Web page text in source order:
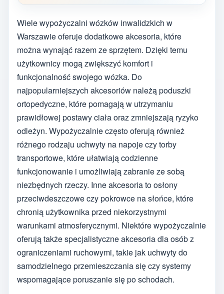
Wiele wypożyczalni wózków inwalidzkich w
Warszawie oferuje dodatkowe akcesoria, które
można wynająć razem ze sprzętem. Dzięki temu
użytkownicy mogą zwiększyć komfort i
funkcjonalność swojego wózka. Do
najpopularniejszych akcesoriów należą poduszki
ortopedyczne, które pomagają w utrzymaniu
prawidłowej postawy ciała oraz zmniejszają ryzyko
odleżyn. Wypożyczalnie często oferują również
różnego rodzaju uchwyty na napoje czy torby
transportowe, które ułatwiają codzienne
funkcjonowanie i umożliwiają zabranie ze sobą
niezbędnych rzeczy. Inne akcesoria to osłony
przeciwdeszczowe czy pokrowce na słońce, które
chronią użytkownika przed niekorzystnymi
warunkami atmosferycznymi. Niektóre wypożyczalnie
oferują także specjalistyczne akcesoria dla osób z
ograniczeniami ruchowymi, takie jak uchwyty do
samodzielnego przemieszczania się czy systemy
wspomagające poruszanie się po schodach.